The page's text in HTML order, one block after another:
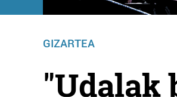
GIZARTEA
"Udalak